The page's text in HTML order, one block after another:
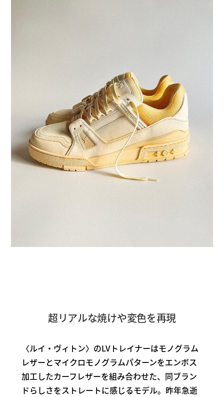
超リアルな焼けや変色を再現
〈ルイ・ヴィトン〉のLVトレイナーはモノグラム
レザーとマイクロモノグラムパターンをエンボス
加工したカーフレザーを組み合わせた、同ブラン
ドらしさをストレートに感じるモデル。昨年急逝